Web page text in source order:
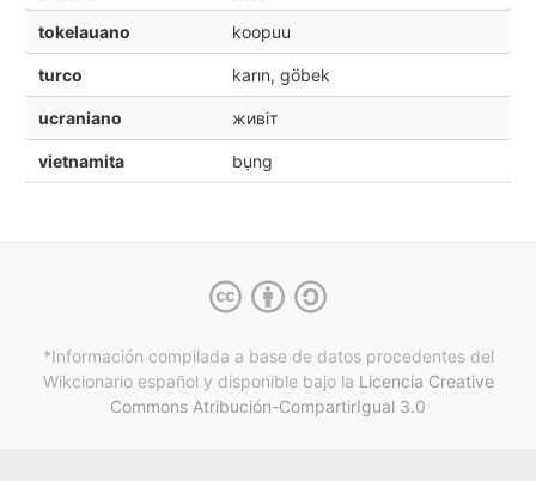
tokelauano koopuu
turco karın, göbek
ucraniano живіт
vietnamita bụng
*Información compilada a base de datos procedentes del
Wikcionario español y disponible bajo la Licencia Creative
Commons Atribución-CompartirIgual 3.0